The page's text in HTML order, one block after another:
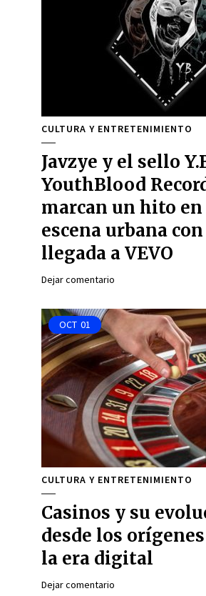
CULTURA Y ENTRETENIMIENTO
Javzye y el sello
YouthBlood
marcan un hito
escena urbana
llegada a VEVO
Dejar comentario
OCT 01
CULTURA Y ENTRETENIMIENTO
Casinos y su
desde los
la era digital
Dejar comentario